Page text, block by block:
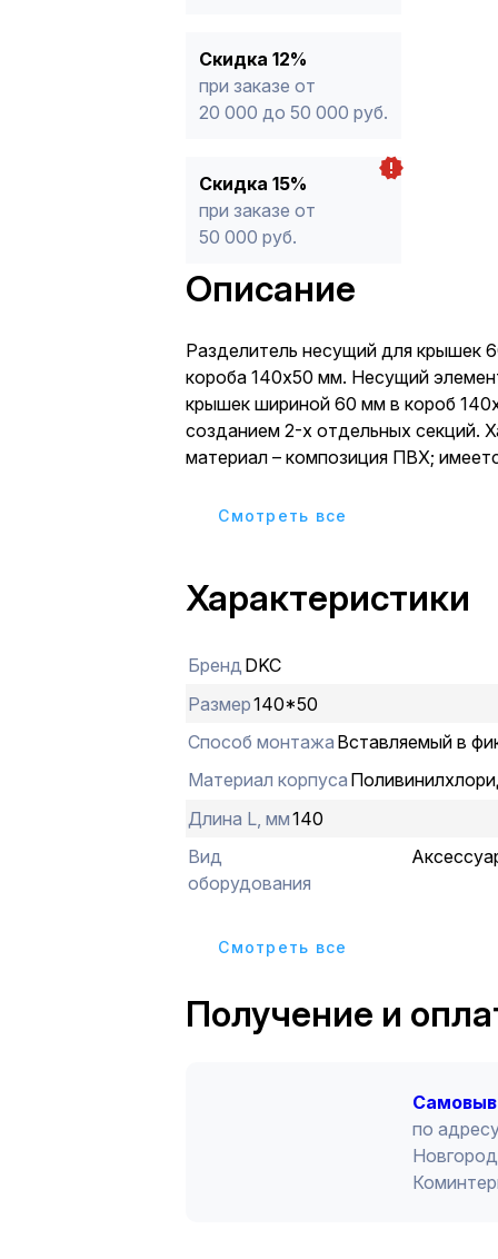
Скидка 12%
при заказе от
20 000 до 50 000 руб.
Скидка 15%
при заказе от
50 000 руб.
Описание
Разделитель несущий для крышек
короба 140х50 мм. Несущий
крышек шириной 60 мм в короб
созданием 2-х отдельных секций.
материал – композиция ПВХ;
другую; при установке в короб
Cмотреть все
Характеристики
Бренд DKC
Размер140*50
Способ монтажа Вставляемый в
Материал корпуса
Длина L, мм140
Вид
оборудования
Cмотреть все
Получение и
по